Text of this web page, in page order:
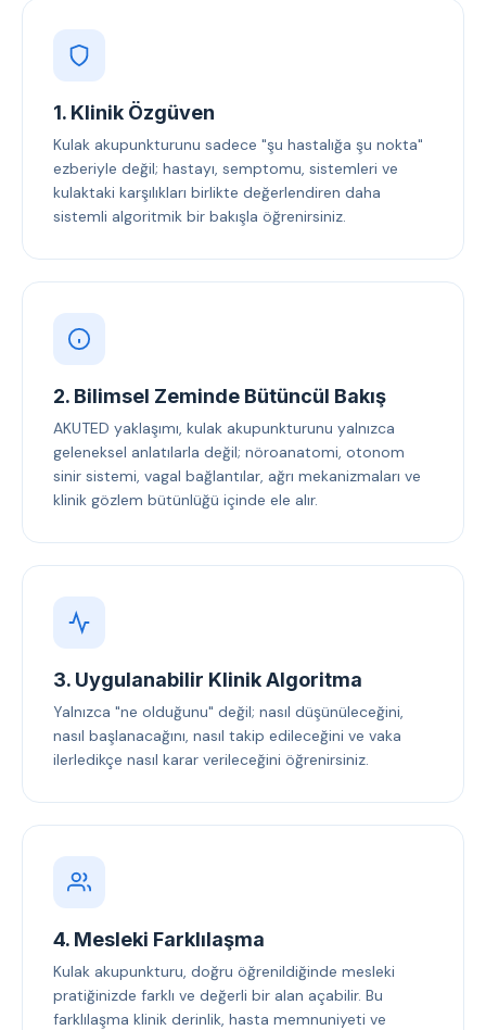
1. Klinik Özgüven
Kulak akupunkturunu sadece "şu hastalığa şu nokta"
ezberiyle değil; hastayı, semptomu, sistemleri ve
kulaktaki karşılıkları birlikte değerlendiren daha
sistemli algoritmik bir bakışla öğrenirsiniz.
2. Bilimsel Zeminde Bütüncül Bakış
AKUTED yaklaşımı, kulak akupunkturunu yalnızca
geleneksel anlatılarla değil; nöroanatomi, otonom
sinir sistemi, vagal bağlantılar, ağrı mekanizmaları ve
klinik gözlem bütünlüğü içinde ele alır.
3. Uygulanabilir Klinik Algoritma
Yalnızca "ne olduğunu" değil; nasıl düşünüleceğini,
nasıl başlanacağını, nasıl takip edileceğini ve vaka
ilerledikçe nasıl karar verileceğini öğrenirsiniz.
4. Mesleki Farklılaşma
Kulak akupunkturu, doğru öğrenildiğinde mesleki
pratiğinizde farklı ve değerli bir alan açabilir. Bu
farklılaşma klinik derinlik, hasta memnuniyeti ve